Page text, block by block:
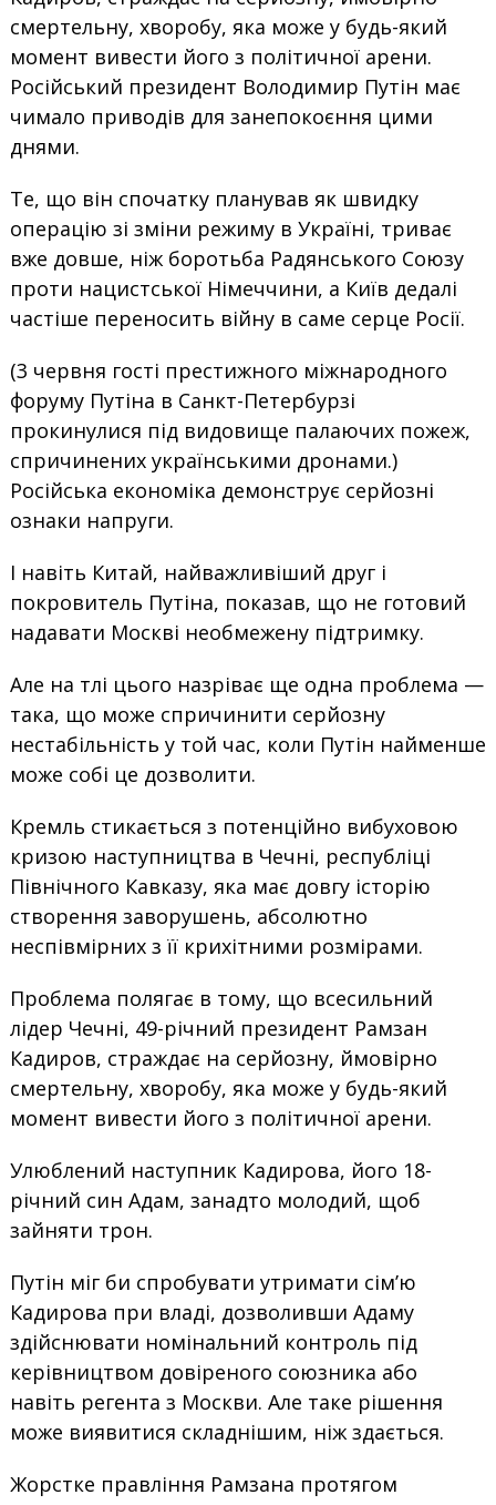
смертельну, хворобу, яка може у будь-який
момент вивести його з політичної арени.
Російський президент Володимир Путін має
чимало приводів для занепокоєння цими
днями.
Те, що він спочатку планував як швидку
операцію зі зміни режиму в Україні, триває
вже довше, ніж боротьба Радянського Союзу
проти нацистської Німеччини, а Київ дедалі
частіше переносить війну в саме серце Росії.
(3 червня гості престижного міжнародного
форуму Путіна в Санкт-Петербурзі
прокинулися під видовище палаючих пожеж,
спричинених українськими дронами.)
Російська економіка демонструє серйозні
ознаки напруги.
І навіть Китай, найважливіший друг і
покровитель Путіна, показав, що не готовий
надавати Москві необмежену підтримку.
Але на тлі цього назріває ще одна проблема —
така, що може спричинити серйозну
нестабільність у той час, коли Путін найменше
може собі це дозволити.
Кремль стикається з потенційно вибуховою
кризою наступництва в Чечні, республіці
Північного Кавказу, яка має довгу історію
створення заворушень, абсолютно
неспівмірних з її крихітними розмірами.
Проблема полягає в тому, що всесильний
лідер Чечні, 49-річний президент Рамзан
Кадиров, страждає на серйозну, ймовірно
смертельну, хворобу, яка може у будь-який
момент вивести його з політичної арени.
Улюблений наступник Кадирова, його 18-
річний син Адам, занадто молодий, щоб
зайняти трон.
Путін міг би спробувати утримати сім’ю
Кадирова при владі, дозволивши Адаму
здійснювати номінальний контроль під
керівництвом довіреного союзника або
навіть регента з Москви. Але таке рішення
може виявитися складнішим, ніж здається.
Жорстке правління Рамзана протягом